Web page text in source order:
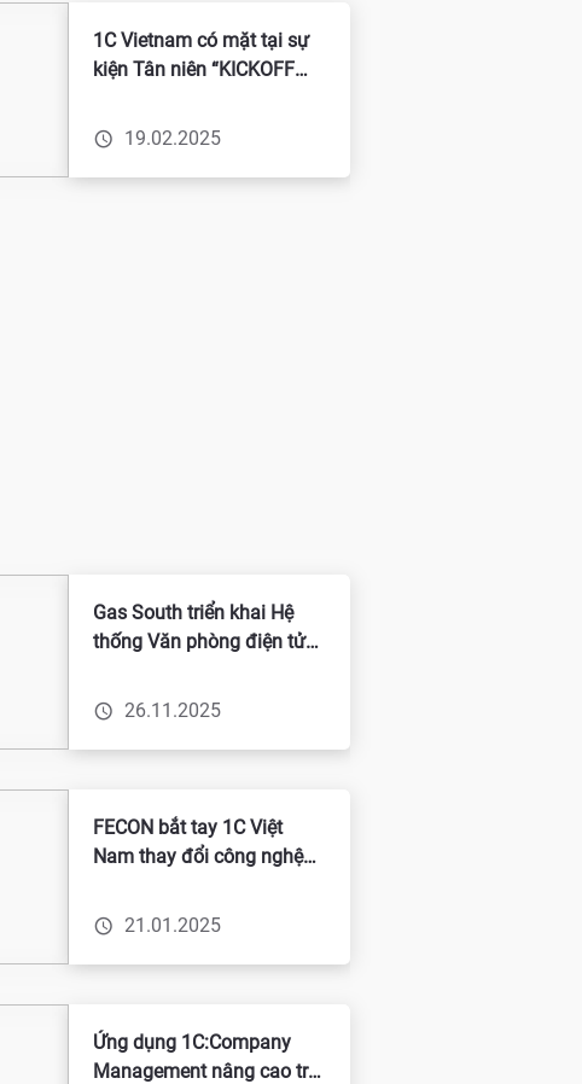
1C Vietnam có mặt tại sự
kiện Tân niên “KICKOFF
19.02.2025
Gas South triển khai Hệ
thống Văn phòng điện tử
hướng – Chuyển mình
đúng tầm
26.11.2025
FECON bắt tay 1C Việt
Nam thay đổi công nghệ
21.01.2025
Ứng dụng 1C:Company
Management nâng cao trải